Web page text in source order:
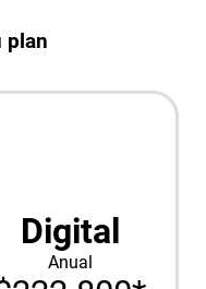
plan
Digital
Anual